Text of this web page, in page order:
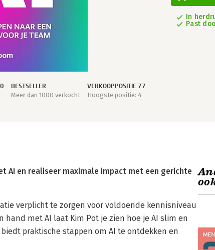
BESTSELLER
Meer dan 1000 verkocht
VERKOOPPOSITIE 77
Hoogste positie: 4
In
Past
AI en realiseer maximale impact met een gerichte
verplicht te zorgen voor voldoende kennisniveau
hand met AI laat Kim Pot je zien hoe je AI slim en
praktische stappen om AI te ontdekken en